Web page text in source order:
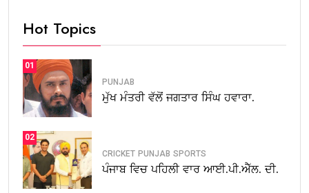
Hot Topics
01
PUNJAB
ਮੁੱਖ ਮੰਤਰੀ ਵੱਲੋਂ ਜਗਤਾਰ ਸਿੰਘ ਹਵਾਰਾ.
02
CRICKET PUNJAB SPORTS
ਪੰਜਾਬ ਵਿਚ ਪਹਿਲੀ ਵਾਰ ਆਈ.ਪੀ.ਐੱਲ. ਦੀ.